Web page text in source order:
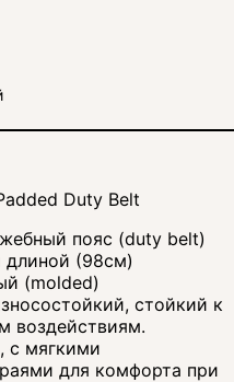
Duty Belt
пояс (duty belt)
(98см)
(molded)
стойкий к
воздействиям.
с мягкими
для комфорта при